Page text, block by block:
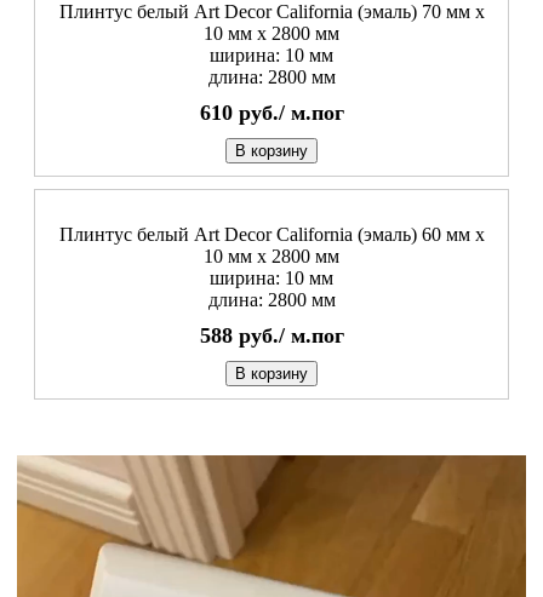
Плинтус белый Art Decor California (эмаль) 70 мм х
10 мм х 2800 мм
ширина: 10 мм
длина: 2800 мм
610 руб./ м.пог
В корзину
Плинтус белый Art Decor California (эмаль) 60 мм х
10 мм х 2800 мм
ширина: 10 мм
длина: 2800 мм
588 руб./ м.пог
В корзину